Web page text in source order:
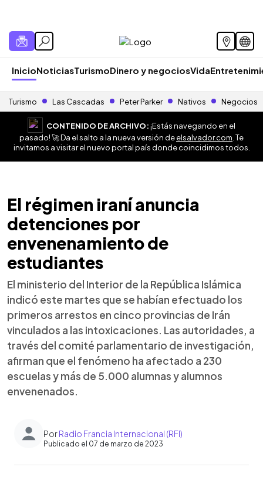
InicioNoticiasTurismoDinero y negociosVida
Turismo Las Cascadas Peter Parker Nativos Negocios
CONTENIDO DE ARCHIVO:¡Estás navegando en el
pasado! 🚀 Da el salto a la nueva versión deelsalvador.com . Te
invitamos a visitar el nuevo portal país donde coincidimos todos.
El régimen iraní anuncia
detenciones por
envenenamiento de
estudiantes
El ministerio del Interior de la República Islámica
indicó este martes que se habían efectuado los
primeros arrestos en cinco provincias de Irán
vinculados a las intoxicaciones. Las autoridades, a
través del comité parlamentario de investigación,
afirman que el fenómeno ha afectado a 230
escuelas y más de 5.000 alumnas y alumnos
envenenados.
PorRadio Francia Internacional (RFI)
Publicado el 07 de marzo de 2023